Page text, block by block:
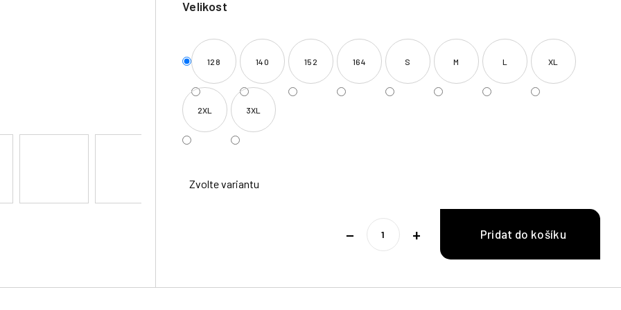
Velikost
128 140 152 164 S M L XL
2XL 3XL
Zvolte variantu
+
−